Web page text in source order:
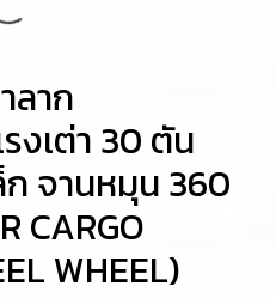
ลาก
งเต่า 30 ตัน
จานหมุน 360
CARGO
WHEEL)